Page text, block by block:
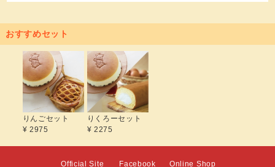
おすすめセット
りんごセット
¥ 2975
りくろーセット
¥ 2275
Official Site Facebook Online Shop